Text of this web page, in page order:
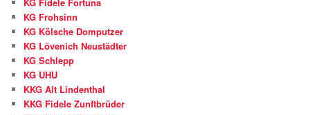
KG Frohsinn
KG Kölsche Domputzer
KG Lövenich Neustädter
KG Schlepp
KG UHU
KKG Alt Lindenthal
KKG Fidele Zunftbrüder